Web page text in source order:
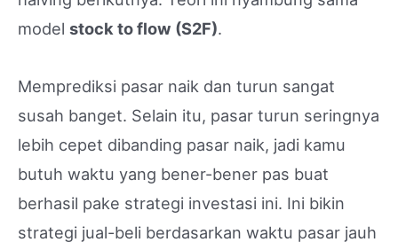
model stock to flow (S2F).
Memprediksi pasar naik dan turun sangat
susah banget. Selain itu, pasar turun seringnya
lebih cepet dibanding pasar naik, jadi kamu
butuh waktu yang bener-bener pas buat
berhasil pake strategi investasi ini. Ini bikin
strategi jual-beli berdasarkan waktu pasar jauh